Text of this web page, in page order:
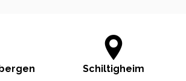
Schiltigheim